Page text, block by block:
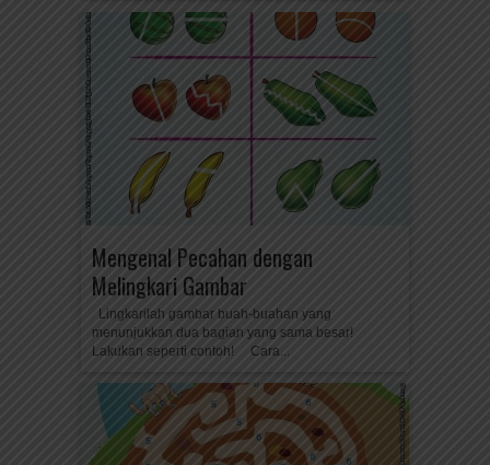
Mengenal Pecahan dengan
Melingkari Gambar
Lingkarilah gambar buah-buahan yang
menunjukkan dua bagian yang sama besar!
Lakukan seperti contoh! Cara...